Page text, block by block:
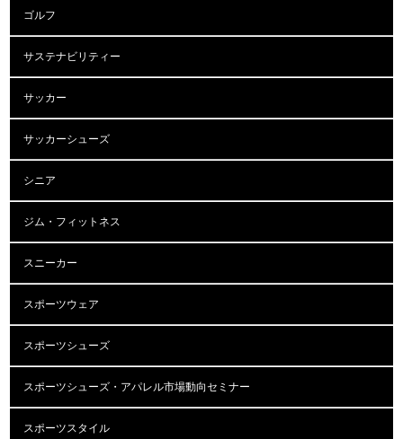
ゴルフ
サステナビリティー
サッカー
サッカーシューズ
シニア
ジム・フィットネス
スニーカー
スポーツウェア
スポーツシューズ
スポーツシューズ・アパレル市場動向セミナー
スポーツスタイル